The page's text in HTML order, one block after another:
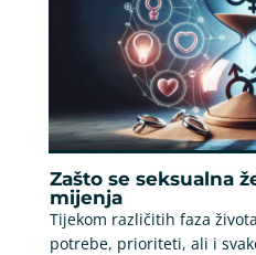
Zašto se seksualna
mijenja
Tijekom različitih faza
potrebe, prioriteti, ali i